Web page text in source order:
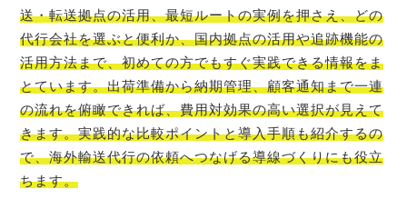
送・転送拠点の活用、最短ルートの実例を押さえ、どの
代行会社を選ぶと便利か、国内拠点の活用や追跡機能の
活用方法まで、初めての方でもすぐ実践できる情報をま
とています。出荷準備から納期管理、顧客通知まで一連
の流れを俯瞰できれば、費用対効果の高い選択が見えて
きます。実践的な比較ポイントと導入手順も紹介するの
で、海外輸送代行の依頼へつなげる導線づくりにも役立
ちます。